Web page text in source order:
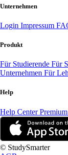
Unternehmen
Login Impressum
Produkt
Für Studierende Für
Unternehmen Für
Help
Help Center
© StudySmarter